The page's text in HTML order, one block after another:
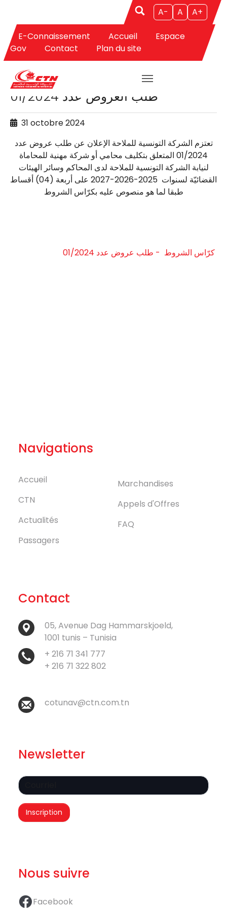
Aller au contenu principal
A- A A+
E-Connaissement Accueil
Espace
Gov
Contact Plan du site
APPELS D'OFFRES
طلب العروض عدد 01/2024
31 octobre 2024
تعتزم الشركة التونسية للملاحة الإعلان عن طلب عروض عدد
01/2024 المتعلق بتكليف محامي أو شركة مهنية للمحاماة
لنيابة الشركة التونسية للملاحة لدى المحاكم وسائر الهيئات
القضائيّة لسنوات 2025-2026-2027 على أربعة (04) أقساط
طبقا لما هو منصوص عليه بكرّاس الشروط
كرّاس الشروط - طلب عروض عدد 01/2024
Navigations
Accueil
CTN
Actualités
Passagers
Marchandises
Appels d'Offres
FAQ
Contact
05, Avenue Dag Hammarskjoeld,
1001 tunis – Tunisia
+ 216 71 341 777
+ 216 71 322 802
cotunav@ctn.com.tn
Newsletter
Nous suivre
Facebook